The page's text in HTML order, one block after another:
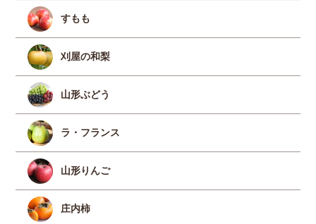
すもも
刈屋の和梨
山形ぶどう
ラ・フランス
山形りんご
庄内柿